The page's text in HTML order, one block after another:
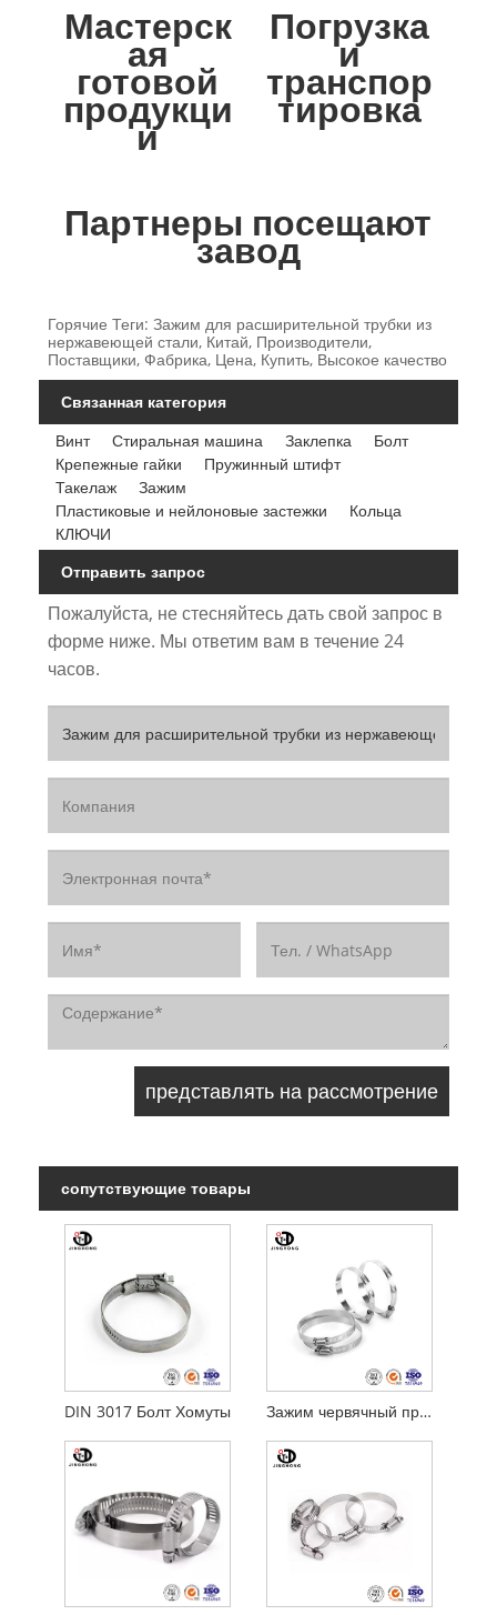
Мастерск
ая
готовой
продукци
и
Погрузка
и
транспор
тировка
Партнеры посещают
завод
Горячие Теги: Зажим для расширительной трубки из
нержавеющей стали, Китай, Производители,
Поставщики, Фабрика, Цена, Купить, Высокое качество
Связанная категория
Винт
Стиральная машина Заклепка
Болт
Крепежные гайки
Пружинный штифт
Такелаж
Зажим
Пластиковые и нейлоновые застежки
Кольца
КЛЮЧИ
Отправить запрос
Пожалуйста, не стесняйтесь дать свой запрос в
форме ниже. Мы ответим вам в течение 24
часов.
сопутствующие товары
DIN 3017 Болт Хомуты Зажим червячный привод